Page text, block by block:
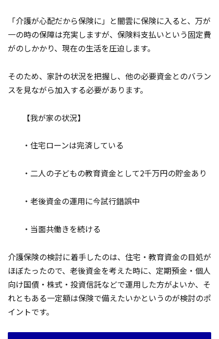
「介護が心配だから保険に」と闇雲に保険に入ると、万が
一の時の保障は充実しますが、保険料支払いという固定費
がのしかかり、現在の生活を圧迫します。
そのため、家計の状況を把握し、他の必要資金とのバラン
スを見ながら加入する必要があります。
【我が家の状況】
・住宅ローンは完済している
・二人の子どもの教育資金として2千万円の貯金あり
・老後資金の運用に今試行錯誤中
・当面共働きを続ける
介護保険の検討に着手したのは、住宅・教育資金の目処が
ほぼたったので、老後資金を考えた時に、定期預金・個人
向け国債・株式・投資信託などで運用した方がよいか、そ
れともある一定額は保険で備えたいかというのが検討のポ
イントです。